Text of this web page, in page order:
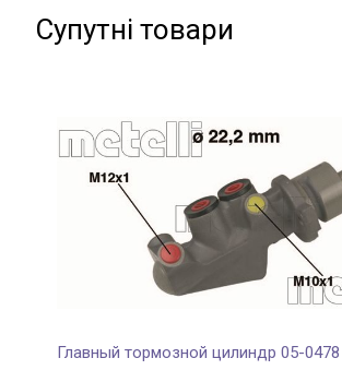
Супутні товари
Главный тормозной цилиндр 05-0478